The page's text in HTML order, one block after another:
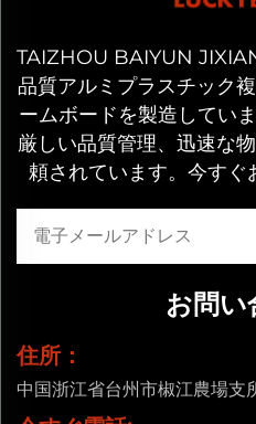
TAIZHOU BAIYUN
品質アルミプラスチック
ームボードを製造してい
厳しい品質管理、迅速な
頼されています。今すぐ
お問い
住所：
中国浙江省台州市椒江農場支